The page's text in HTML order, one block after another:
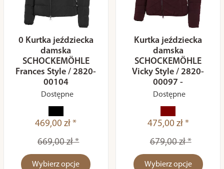
0 Kurtka jeździecka
damska
SCHOCKEMÖHLE
Frances Style / 2820-
00104
Dostępne
469,00 zł *
669,00 zł *
Wybierz opcje
Kurtka jeździecka
damska
SCHOCKEMÖHLE
Vicky Style / 2820-
00097 -
Dostępne
475,00 zł *
679,00 zł *
Wybierz opcje